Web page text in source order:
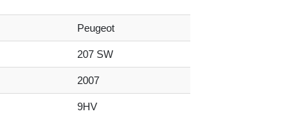
Peugeot
207 SW
2007
9HV